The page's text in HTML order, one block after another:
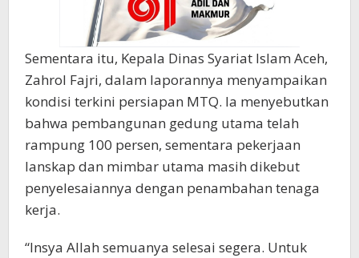
Sementara itu, Kepala Dinas Syariat Islam Aceh,
Zahrol Fajri, dalam laporannya menyampaikan
kondisi terkini persiapan MTQ. Ia menyebutkan
bahwa pembangunan gedung utama telah
rampung 100 persen, sementara pekerjaan
lanskap dan mimbar utama masih dikebut
penyelesaiannya dengan penambahan tenaga
kerja.
“Insya Allah semuanya selesai segera. Untuk